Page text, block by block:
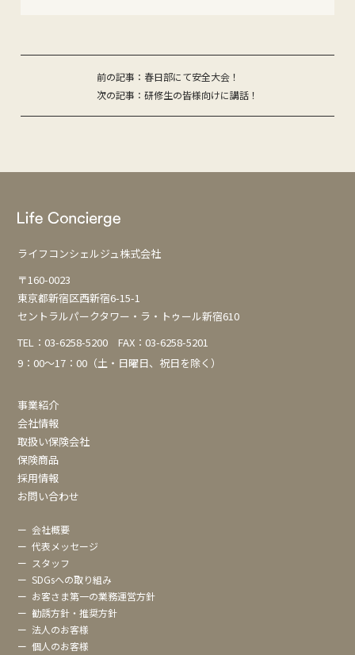
投
稿
ゲ
シ
ョ
前の記事：春日部にて安全大会！
次の記事：研修生の皆様向けに講話！
ライフコンシェルジュ株式会社
〒160-0023
東京都新宿区西新宿6-15-1
セントラルパークタワー・ラ・トゥール新宿610
TEL：03-6258-5200 FAX：03-6258-5201
9：00～17：00（土・日曜日、祝日を除く）
事業紹介
会社情報
取扱い保険会社
保険商品
採用情報
お問い合わせ
ー会社概要
ー代表メッセージ
ー スタッフ
ーSDGsへの取り組み
ー お客さま第一の業務運営方針
ー 勧誘方針・推奨方針
ー法人のお客様
ー個人のお客様